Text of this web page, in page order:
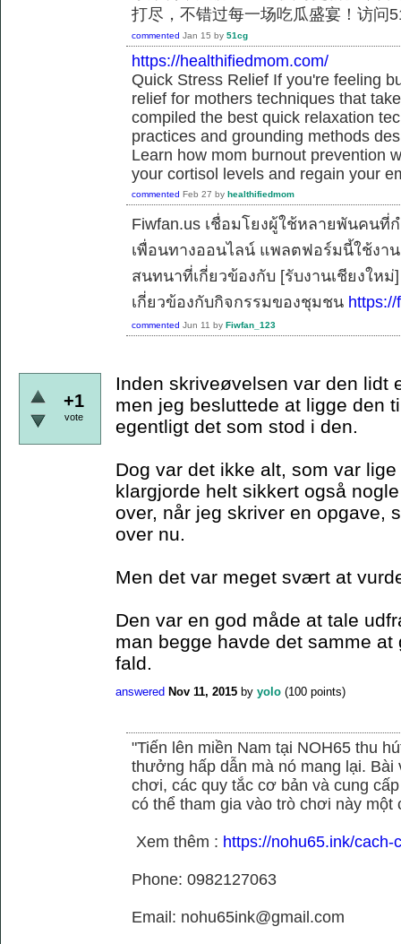
打尽，不错过每一场吃瓜盛宴！访问
commented Jan 15 by 51cg
https://healthifiedmom.com/
Quick Stress Relief If you're feeling
relief for mothers techniques that
compiled the best quick relaxation
practices and grounding methods
Learn how mom burnout prevention
your cortisol levels and regain your
commented Feb 27 by healthifiedmom
Fiwfan.us เชื่อมโยงผู้ใช้หลายพันคนที่
เพื่อนทางออนไลน์ แพลตฟอร์มนี้ใช้งา
สนทนาที่เกี่ยวข้องกับ [รับงานเชียงให
เกี่ยวข้องกับกิจกรรมของชุมชน https://
commented Jun 11 by Fiwfan_123
+1
vote
Inden skriveøvelsen var den lidt
men jeg besluttede at ligge den
egentligt det som stod i den.
Dog var det ikke alt, som var
klargjorde helt sikkert også
over, når jeg skriver en opgave,
over nu.
Men det var meget svært at
Den var en god måde at tale
man begge havde det samme
fald.
answered Nov 11, 2015 by yolo (100 points)
"Tiến lên miền Nam tại NOH65 thu
thưởng hấp dẫn mà nó mang lại. Bài
chơi, các quy tắc cơ bản và cung
có thể tham gia vào trò chơi này một
Xem thêm : https://nohu65.ink/
Phone: 0982127063
Email: nohu65ink@gmail.com